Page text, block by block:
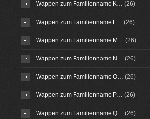
Wappen zum Familienname K… (26)
Wappen zum Familienname L… (26)
Wappen zum Familienname M… (26)
Wappen zum Familienname N… (26)
Wappen zum Familienname O… (26)
Wappen zum Familienname P… (26)
Wappen zum Familienname Q… (26)